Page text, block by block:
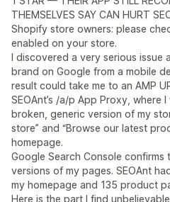
THEMSELVES SAY CAN HURT
Shopify store owners: please
enabled on your store.
I discovered a very serious
brand on Google from a mobile
result could take me to an AMP
SEOAnt’s /a/p App Proxy, where
broken, generic version of my
store” and “Browse our latest
homepage.
Google Search Console
versions of my pages. SEOAnt
my homepage and 135 product
Here is the part I find